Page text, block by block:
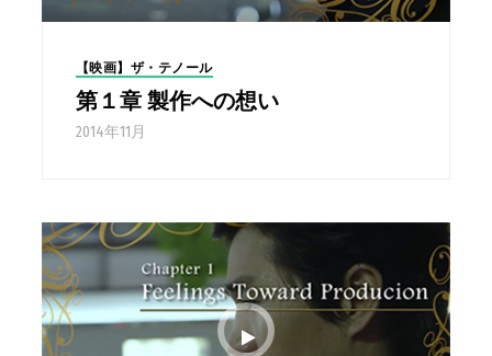
【映画】ザ・テノール
第１章 製作への想い
2014年11月